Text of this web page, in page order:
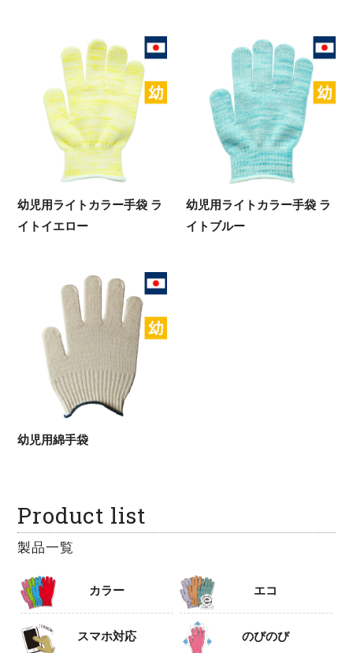
幼児用ライトカラー手袋 ラ
イトイエロー
幼児用ライトカラー手袋 ラ
イトブルー
幼児用綿手袋
Product list
製品一覧
カラー エコ
スマホ対応 のびのび